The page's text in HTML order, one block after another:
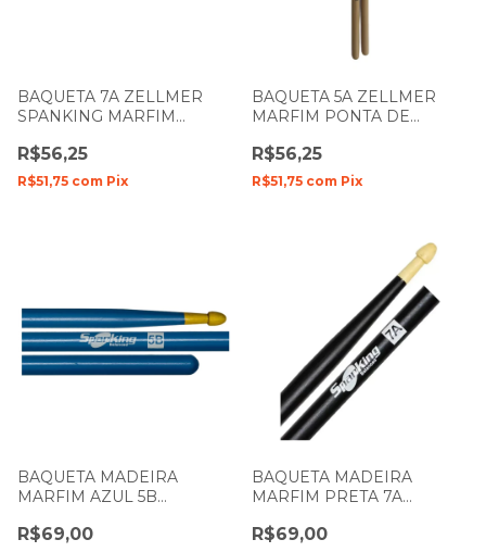
BAQUETA 7A ZELLMER
SPANKING MARFIM
R$56,25
R$51,75 com Pix
BAQUETA 5A ZELLMER
MARFIM PONTA DE
R$56,25
R$51,75 com Pix
BAQUETA MADEIRA
MARFIM AZUL 5B
R$69,00
BAQUETA MADEIRA
MARFIM PRETA 7A
R$69,00